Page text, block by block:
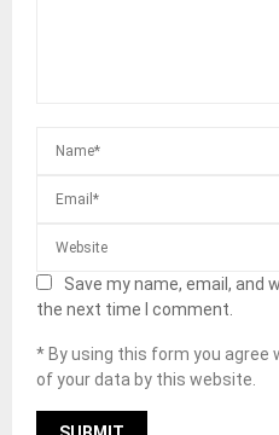
Save my name, email, and
the next time I comment.
* By using this form you agree
of your data by this website.